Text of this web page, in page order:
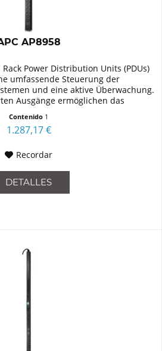
AP8958
Power Distribution Units (PDUs)
umfassende Steuerung der
und eine aktive Überwachung.
Ausgänge ermöglichen das
Contenido 1
1.287,17 €
Recordar
DETALLES